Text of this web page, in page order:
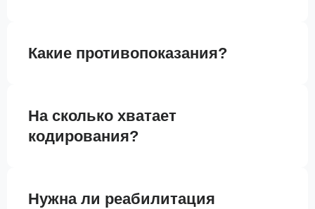
Какие противопоказания?
На сколько хватает
кодирования?
Нужна ли реабилитация